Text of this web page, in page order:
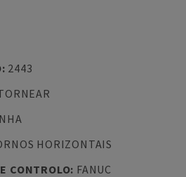
: 2443
HORIZONTAIS
CONTROLO: FANUC